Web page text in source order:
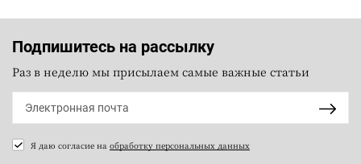
Подпишитесь на рассылку
Раз в неделю мы присылаем самые важные статьи
Я даю согласие на обработку персональных данных